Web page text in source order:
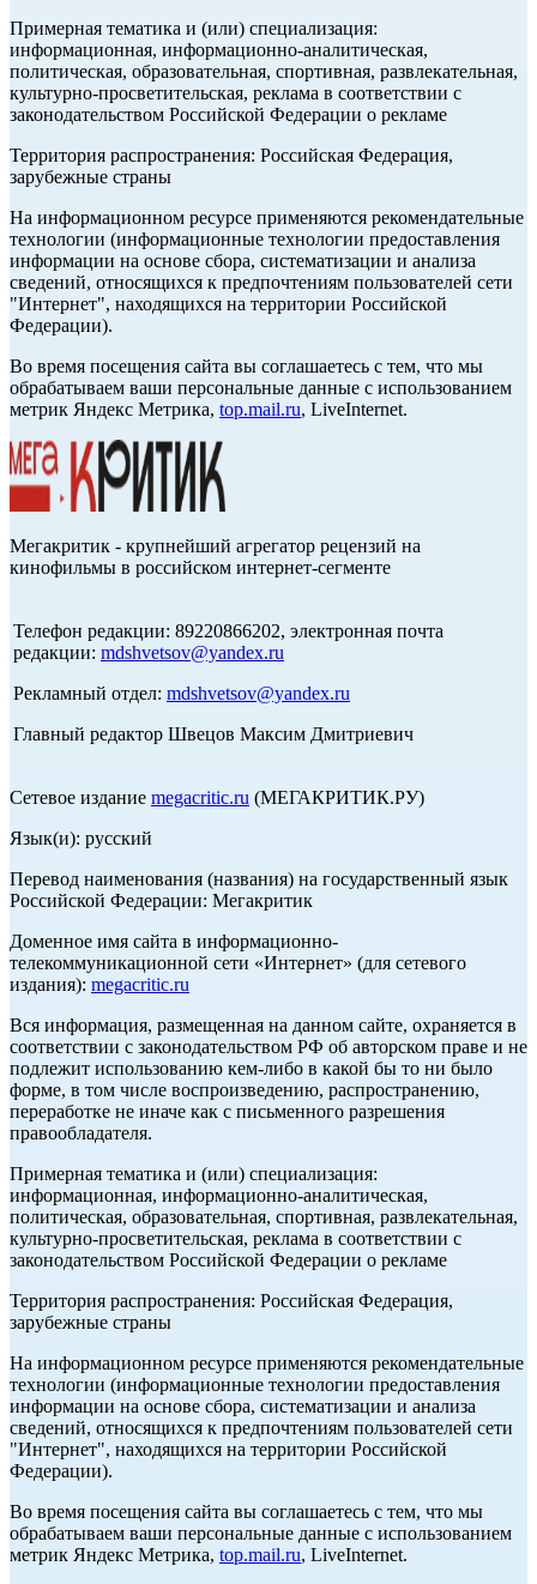
Примерная тематика и (или) специализация:
информационная, информационно-аналитическая,
политическая, образовательная, спортивная, развлекательная,
культурно-просветительская, реклама в соответствии с
законодательством Российской Федерации о рекламе
Территория распространения: Российская Федерация,
зарубежные страны
На информационном ресурсе применяются рекомендательные
технологии (информационные технологии предоставления
информации на основе сбора, систематизации и анализа
сведений, относящихся к предпочтениям пользователей сети
"Интернет", находящихся на территории Российской
Федерации).
Во время посещения сайта вы соглашаетесь с тем, что мы
обрабатываем ваши персональные данные с использованием
метрик Яндекс Метрика, top.mail.ru, LiveInternet.
Мегакритик - крупнейший агрегатор рецензий на
кинофильмы в российском интернет-сегменте
Телефон редакции: 89220866202, электронная почта
редакции: mdshvetsov@yandex.ru
Рекламный отдел: mdshvetsov@yandex.ru
Главный редактор Швецов Максим Дмитриевич
Сетевое издание megacritic.ru (МЕГАКРИТИК.РУ)
Язык(и): русский
Перевод наименования (названия) на государственный язык
Российской Федерации: Мегакритик
Доменное имя сайта в информационно-
телекоммуникационной сети «Интернет» (для сетевого
издания): megacritic.ru
Вся информация, размещенная на данном сайте, охраняется в
соответствии с законодательством РФ об авторском праве и не
подлежит использованию кем-либо в какой бы то ни было
форме, в том числе воспроизведению, распространению,
переработке не иначе как с письменного разрешения
правообладателя.
Примерная тематика и (или) специализация:
информационная, информационно-аналитическая,
политическая, образовательная, спортивная, развлекательная,
культурно-просветительская, реклама в соответствии с
законодательством Российской Федерации о рекламе
Территория распространения: Российская Федерация,
зарубежные страны
На информационном ресурсе применяются рекомендательные
технологии (информационные технологии предоставления
информации на основе сбора, систематизации и анализа
сведений, относящихся к предпочтениям пользователей сети
"Интернет", находящихся на территории Российской
Федерации).
Во время посещения сайта вы соглашаетесь с тем, что мы
обрабатываем ваши персональные данные с использованием
метрик Яндекс Метрика, top.mail.ru, LiveInternet.